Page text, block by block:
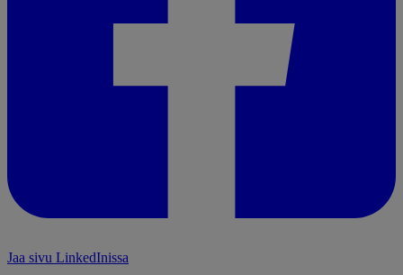
Jaa sivu LinkedInissa